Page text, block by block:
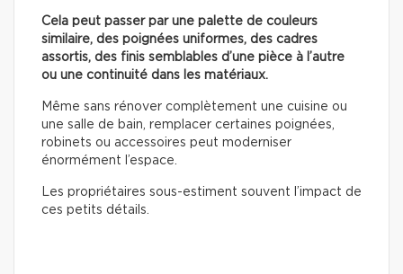
Cela peut passer par une palette de couleurs
similaire, des poignées uniformes, des cadres
assortis, des finis semblables d’une pièce à l’autre
ou une continuité dans les matériaux.
Même sans rénover complètement une cuisine ou
une salle de bain, remplacer certaines poignées,
robinets ou accessoires peut moderniser
énormément l’espace.
Les propriétaires sous-estiment souvent l’impact de
ces petits détails.